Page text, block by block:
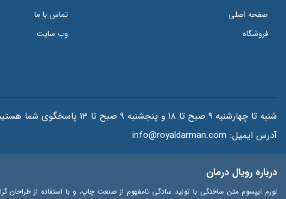
صفحه اصلی
فروشگاه
تماس با ما
وب سایت
شنبه تا چهارشنبه 9 صبح تا 18 و پنجشنبه 9 صبح تا 13 پاسخگوی شما هستیم.
آدرس ایمیل: info@royaldarman.com
درباره رویال درمان
لورم ایپسوم متن ساختگی با تولید سادگی نامفهوم از صنعت چاپ، و با استفاده از طراحان